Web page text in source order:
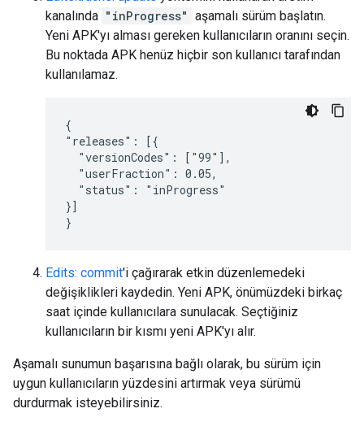
kanalında "inProgress" aşamalı sürüm başlatın.
Yeni APK'yı alması gereken kullanıcıların oranını seçin.
Bu noktada APK henüz hiçbir son kullanıcı tarafından
kullanılamaz.
{
"releases": [{
  "versionCodes": ["99"],
  "userFraction": 0.05,
  "status": "inProgress"
}]
}
Edits: commit'i çağırarak etkin düzenlemedeki
değişiklikleri kaydedin. Yeni APK, önümüzdeki birkaç
saat içinde kullanıcılara sunulacak. Seçtiğiniz
kullanıcıların bir kısmı yeni APK'yı alır.
Aşamalı sunumun başarısına bağlı olarak, bu sürüm için
uygun kullanıcıların yüzdesini artırmak veya sürümü
durdurmak isteyebilirsiniz.